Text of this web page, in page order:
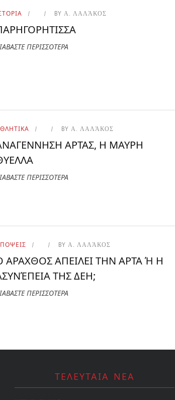
BY Α. ΛΑΛΆΚΟΣ
ΠΕΡΙΣΣΟΤΕΡΑ
BY Α. ΛΑΛΆΚΟΣ
ΑΡΤΑΣ, Η ΜΑΥΡΗ
ΠΕΡΙΣΣΟΤΕΡΑ
BY Α. ΛΑΛΆΚΟΣ
ΑΡΑΧΘΟΣ ΑΠΕΙΛΕΙ ΤΗΝ ΑΡΤΑ Ή Η
ΤΗΣ ΔΕΗ;
ΠΕΡΙΣΣΟΤΕΡΑ
ΤΕΛΕΥΤΑΙΑ ΝΕΑ